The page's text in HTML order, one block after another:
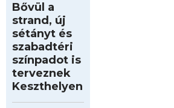
Bővül a
strand, új
sétányt és
szabadtéri
színpadot is
terveznek
Keszthelyen